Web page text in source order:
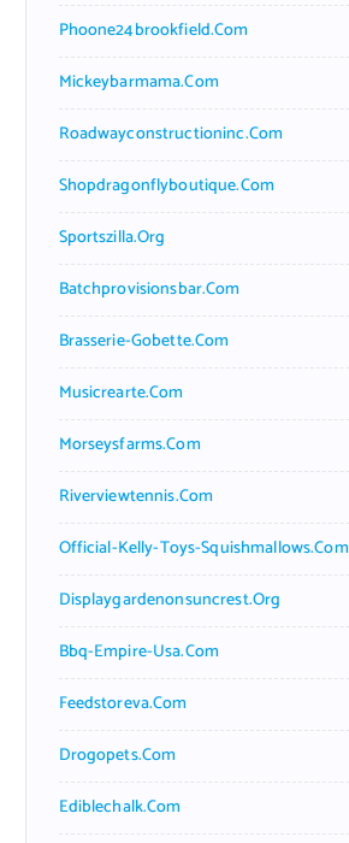
Phoone24brookfield.com
Mickeybarmama.com
Roadwayconstructioninc.com
Shopdragonflyboutique.com
Sportszilla.org
Batchprovisionsbar.com
Brasserie-Gobette.com
Musicrearte.com
Morseysfarms.com
Riverviewtennis.com
Official-Kelly-Toys-Squishmallows.com
Displaygardenonsuncrest.org
Bbq-Empire-Usa.com
Feedstoreva.com
Drogopets.com
Ediblechalk.com